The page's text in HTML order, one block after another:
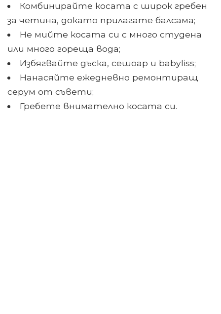
Комбинирайте косата с широк гребен
за четина, докато прилагате балсама;
Не мийте косата си с много студена
или много гореща вода;
Избягвайте дъска, сешоар и babyliss;
Нанасяйте ежедневно ремонтиращ
серум от съвети;
Гребете внимателно косата си.